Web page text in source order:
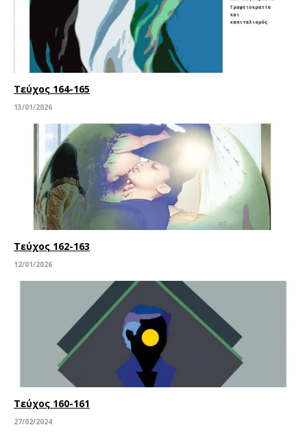
Τεύχος 164-165
13/01/2026
Τεύχος 162-163
12/01/2026
Τεύχος 160-161
27/02/2024